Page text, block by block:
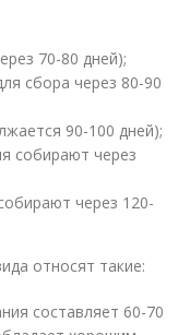
70-80 дней);
сбора через 80-90
90-100 дней);
собирают через
через 120-
относят такие:
составляет 60-70